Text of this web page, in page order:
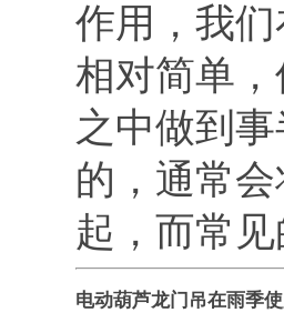
作用，我
相对简单
之中做到
的，通常
起，而常
电动葫芦龙门吊在雨季